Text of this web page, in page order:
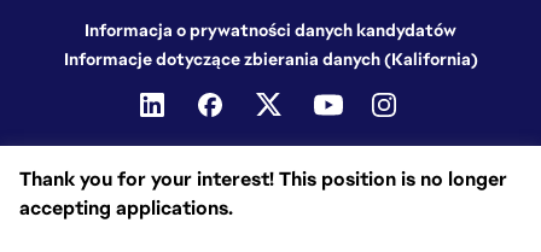
Thank you for your interest! This position is no longer
accepting applications.
Informacja o prywatności danych kandydatów
Informacje dotyczące zbierania danych (Kalifornia)